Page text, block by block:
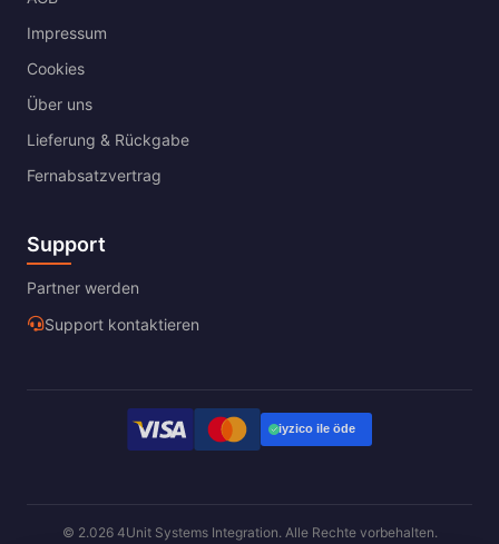
Impressum
Cookies
Über uns
Lieferung & Rückgabe
Fernabsatzvertrag
Support
Partner werden
Support kontaktieren
© 2.026 4Unit Systems Integration. Alle Rechte vorbehalten.